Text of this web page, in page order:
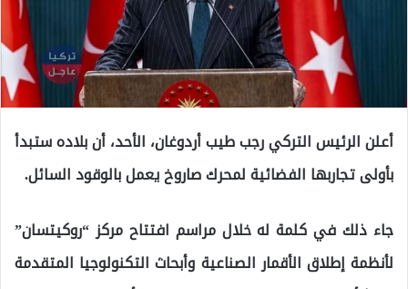
أعلن الرئيس التركي رجب طيب أردوغان، الأحد، أن بلاده ستبدأ
بأولى تجاربها الفضائية لمحرك صاروخ يعمل بالوقود السائل.
جاء ذلك في كلمة له خلال مراسم افتتاح مركز “روكيتسان”
لأنظمة إطلاق الأقمار الصناعية وأبحاث التكنولوجيا المتقدمة